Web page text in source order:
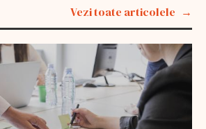
Vezi toate articolele